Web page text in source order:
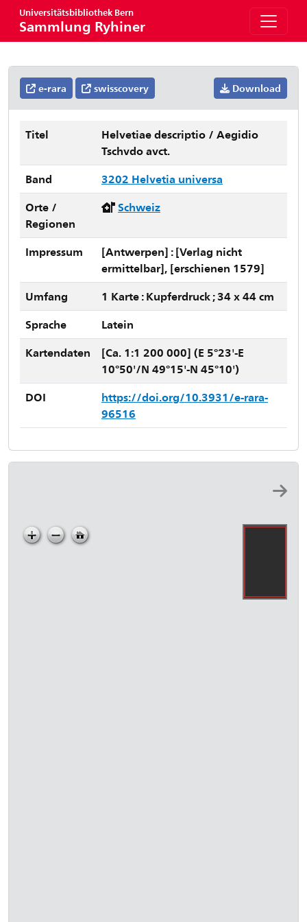
Universitätsbibliothek Bern
Sammlung Ryhiner
e-rara swisscovery Download
Titel
Helvetiae descriptio / Aegidio
Tschvdo avct.
Band
3202 Helvetia universa
Orte /
Regionen
Schweiz
Impressum
[Antwerpen] : [Verlag nicht
ermittelbar], [erschienen 1579]
Umfang
1 Karte : Kupferdruck ; 34 x 44 cm
Sprache
Latein
Kartendaten
[Ca. 1:1 200 000] (E 5°23'-E
10°50'/N 49°15'-N 45°10')
DOI
https://doi.org/10.3931/e-rara-
96516